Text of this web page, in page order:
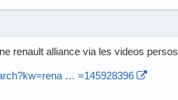
renault alliance via les videos persos
… =145928396